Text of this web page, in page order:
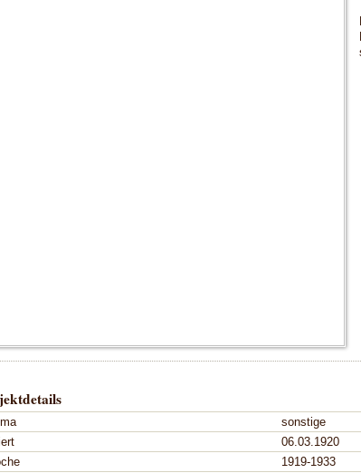
sonstige
06.03.1920
1919-1933